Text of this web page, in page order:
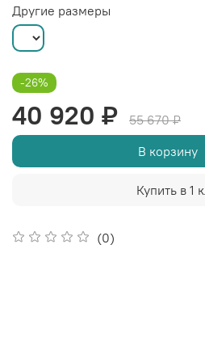
(0)
-26%
40 920 ₽
55 670 ₽
В корзину
Купить в 1
Другие размеры